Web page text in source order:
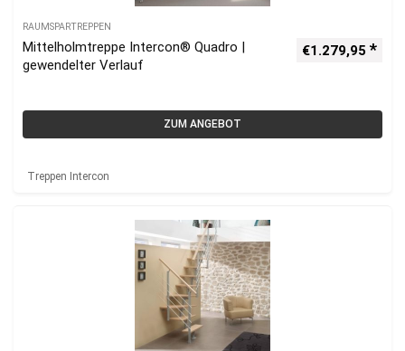
RAUMSPARTREPPEN
Mittelholmtreppe Intercon® Quadro |
gewendelter Verlauf
€1.279,95
ZUM ANGEBOT
Treppen Intercon